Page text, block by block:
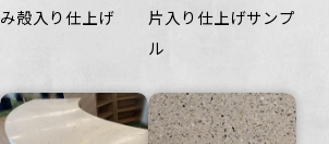
み殻入り仕上げ
片入り仕上げサンプ
ル